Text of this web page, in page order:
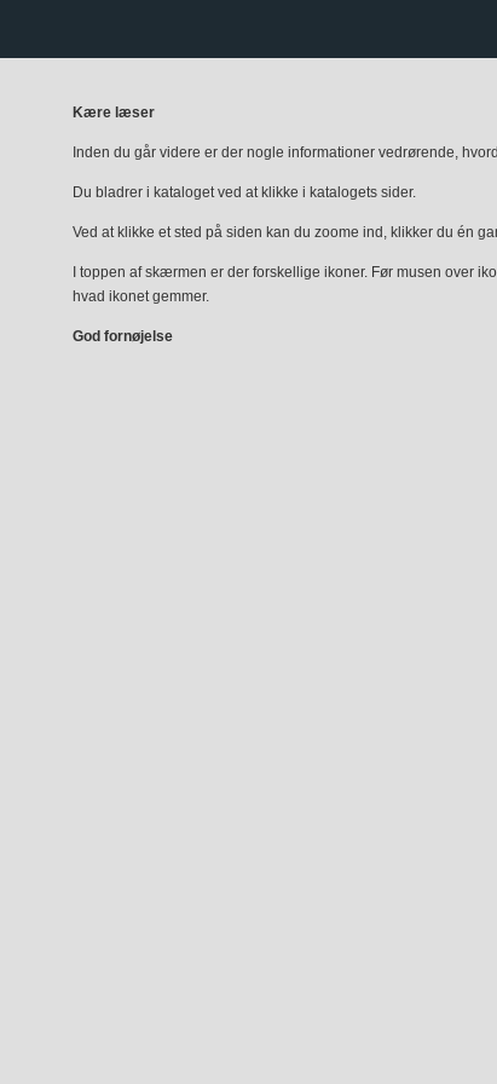
Kære læser
Inden du går videre er der nogle informationer vedrørende,
Du bladrer i kataloget ved at klikke i katalogets sider.
Ved at klikke et sted på siden kan du zoome ind, klikker du én
I toppen af skærmen er der forskellige ikoner. Før musen over
hvad ikonet gemmer.
God fornøjelse